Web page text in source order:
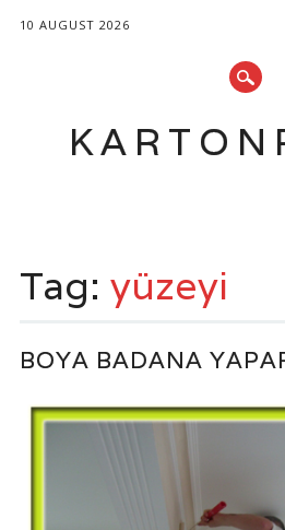
10 AUGUST 2026
content
Tag: yüzeyi
BOYA BADANA